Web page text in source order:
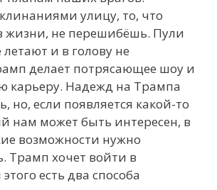
улицу, то, что
жизни, не перешибёшь. Пули
летают и в голову не
делает потрясающее шоу и
карьеру. Надежд на Трампа
но, если появляется какой-то
нам может быть интересен, в
возможности нужно
Трамп хочет войти в
есть два способа